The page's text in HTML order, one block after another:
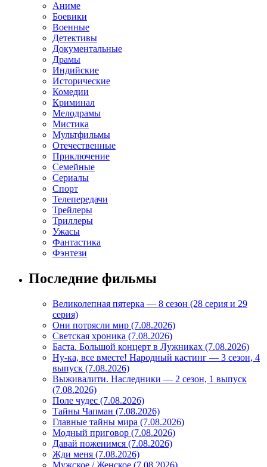
Аниме
Боевики
Военные
Детективы
Документальные
Драмы
Индийские
Исторические
Комедии
Криминал
Мелодрамы
Мистика
Мультфильмы
Отечественные
Приключение
Семейные
Сериалы
Спорт
Телепередачи
Трейлеры
Триллеры
Ужасы
Фантастика
Фэнтези
Последние фильмы
Великолепная пятерка — 8 сезон (28 серия и 29
серия)
Они потрясли мир (7.08.2026)
Светская хроника (7.08.2026)
Баста. Большой концерт в Лужниках (7.08.2026)
Ну-ка, все вместе! Народный кастинг — 3 сезон, 4
выпуск (7.08.2026)
Выживалити. Наследники — 2 сезон, 1 выпуск
(7.08.2026)
Поле чудес (7.08.2026)
Тайны Чапман (7.08.2026)
Главные тайны мира (7.08.2026)
Модный приговор (7.08.2026)
Давай поженимся (7.08.2026)
Жди меня (7.08.2026)
Мужское / Женское (7.08.2026)